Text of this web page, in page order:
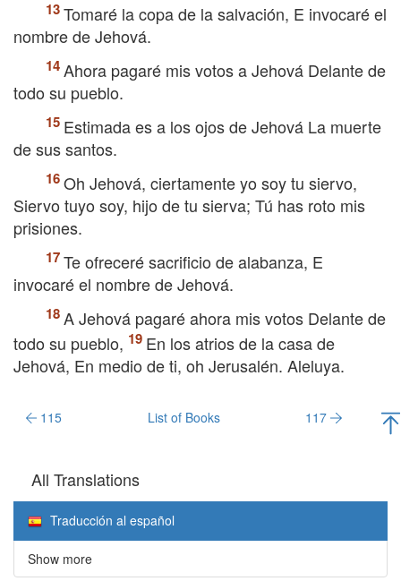
Tomaré la copa de la salvación, E invocaré el
nombre de Jehová.
Ahora pagaré mis votos a Jehová Delante de
todo su pueblo.
Estimada es a los ojos de Jehová La muerte
de sus santos.
Oh Jehová, ciertamente yo soy tu siervo,
Siervo tuyo soy, hijo de tu sierva; Tú has roto mis
prisiones.
Te ofreceré sacrificio de alabanza, E
invocaré el nombre de Jehová.
A Jehová pagaré ahora mis votos Delante de
todo su pueblo,
En los atrios de la casa de
Jehová, En medio de ti, oh Jerusalén. Aleluya.
115 List of Books 117
All Translations
Traducción al español
Show more